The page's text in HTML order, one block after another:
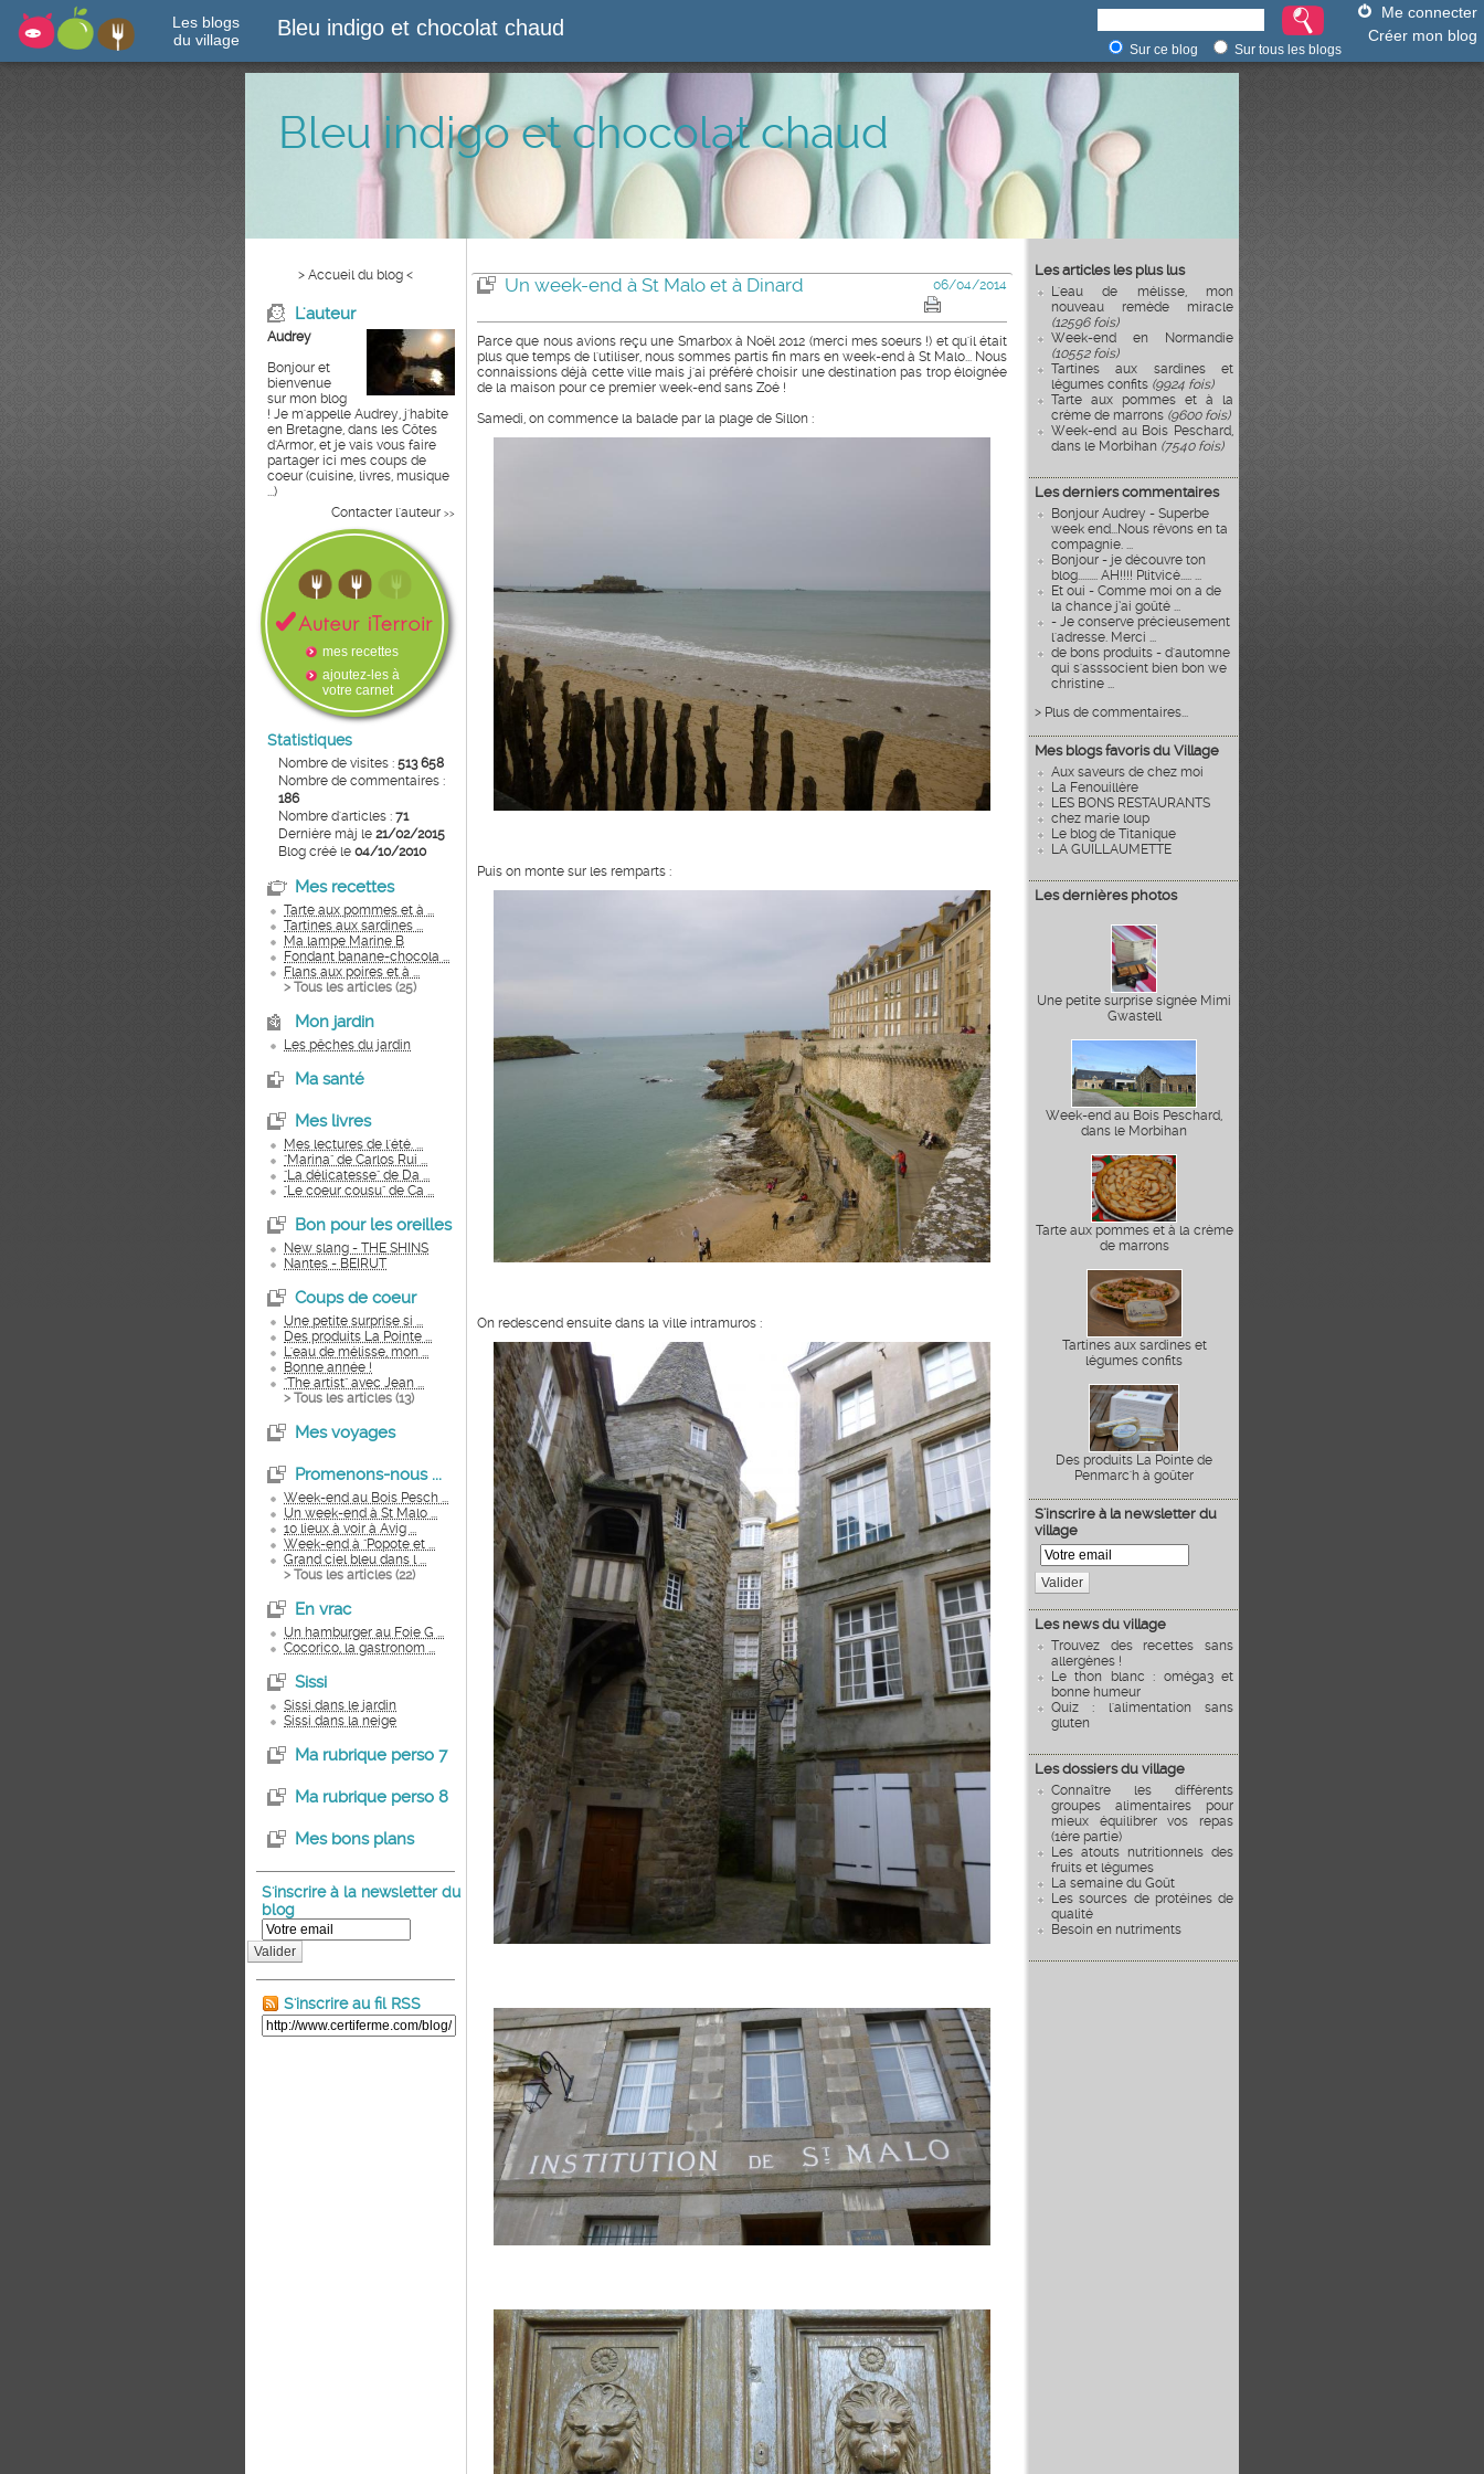
Les blogs
du village
Bleu indigo et chocolat chaud
Me connecter
Créer mon blog
Sur ce blog Sur tous les blogs
Bleu indigo et chocolat chaud
Les articles les plus lus
L'eau de mélisse, mon
nouveau remède miracle
(12596 fois)
Week-end en Normandie
(10552 fois)
Tartines aux sardines et
légumes confits (9924 fois)
Tarte aux pommes et à la
crème de marrons (9600 fois)
Week-end au Bois Peschard,
dans le Morbihan (7540 fois)
Les derniers commentaires
Bonjour Audrey - Superbe
week end...Nous rêvons en ta
compagnie. ...
Bonjour - je découvre ton
blog......... AH!!!! Plitvicé..... ...
Et oui - Comme moi on a de
la chance j’ai goûté ...
- Je conserve précieusement
l'adresse. Merci ...
de bons produits - d'automne
qui s'asssocient bien bon we
christine ...
> Plus de commentaires...
Mes blogs favoris du Village
Aux saveurs de chez moi
La Fenouillère
LES BONS RESTAURANTS
chez marie loup
Le blog de Titanique
LA GUILLAUMETTE
Les dernières photos
Une petite surprise signée Mimi
Gwastell
Week-end au Bois Peschard,
dans le Morbihan
Tarte aux pommes et à la crème
de marrons
Tartines aux sardines et
légumes confits
Des produits La Pointe de
Penmarc'h à goûter
S'inscrire à la newsletter du
village
Valider
Les news du village
Trouvez des recettes sans
allergènes !
Le thon blanc : oméga3 et
bonne humeur
Quiz : l'alimentation sans
gluten
Les dossiers du village
Connaître les différents
groupes alimentaires pour
mieux équilibrer vos repas
(1ère partie)
Les atouts nutritionnels des
fruits et légumes
La semaine du Goût
Les sources de protéines de
qualité
Besoin en nutriments
> Accueil du blog <
L'auteur
Audrey
Bonjour et
bienvenue
sur mon blog
! Je m'appelle Audrey, j'habite
en Bretagne, dans les Côtes
d'Armor, et je vais vous faire
partager ici mes coups de
coeur (cuisine, livres, musique
...)
Contacter l'auteur >>
mes recettes
ajoutez-les à
votre carnet
Statistiques
Nombre de visites : 513 658
Nombre de commentaires :
186
Nombre d'articles : 71
Dernière màj le 21/02/2015
Blog créé le 04/10/2010
Mes recettes
Tarte aux pommes et à ...
Tartines aux sardines ...
Ma lampe Marine B
Fondant banane-chocola ...
Flans aux poires et à ...
> Tous les articles (25)
Mon jardin
Les pêches du jardin
Ma santé
Mes livres
Mes lectures de l'été. ...
"Marina" de Carlos Rui ...
"La délicatesse" de Da ...
"Le coeur cousu" de Ca ...
Bon pour les oreilles
New slang - THE SHINS
Nantes - BEIRUT
Coups de coeur
Une petite surprise si ...
Des produits La Pointe ...
L'eau de mélisse, mon ...
Bonne année !
"The artist" avec Jean ...
> Tous les articles (13)
Mes voyages
Promenons-nous ...
Week-end au Bois Pesch ...
Un week-end à St Malo ...
10 lieux à voir à Avig ...
Week-end à "Popote et ...
Grand ciel bleu dans l ...
> Tous les articles (22)
En vrac
Un hamburger au Foie G ...
Cocorico, la gastronom ...
Sissi
Sissi dans le jardin
Sissi dans la neige
Ma rubrique perso 7
Ma rubrique perso 8
Mes bons plans
S'inscrire à la newsletter du
blog
Valider
S'inscrire au fil RSS
Un week-end à St Malo et à Dinard 06/04/2014
Parce que nous avions reçu une Smarbox à Noël 2012 (merci mes soeurs !) et qu'il était
plus que temps de l'utiliser, nous sommes partis fin mars en week-end à St Malo... Nous
connaissions déjà cette ville mais j'ai préféré choisir une destination pas trop éloignée
de la maison pour ce premier week-end sans Zoé !
Samedi, on commence la balade par la plage de Sillon :
Puis on monte sur les remparts :
On redescend ensuite dans la ville intramuros :